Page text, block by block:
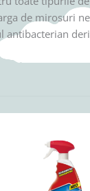
de mirosuri